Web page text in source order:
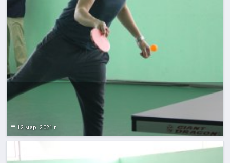
12 мар. 2021 г.